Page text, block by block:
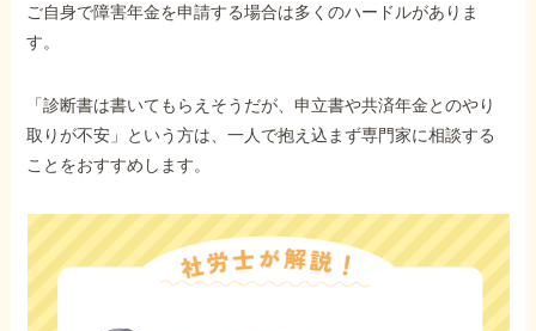
ご自身で障害年金を申請する場合は多くのハードルがありま
す。
「診断書は書いてもらえそうだが、申立書や共済年金とのやり
取りが不安」という方は、一人で抱え込まず専門家に相談する
ことをおすすめします。